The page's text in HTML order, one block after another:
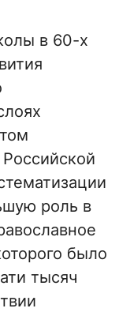
в 60-х
роль в
было
тысяч